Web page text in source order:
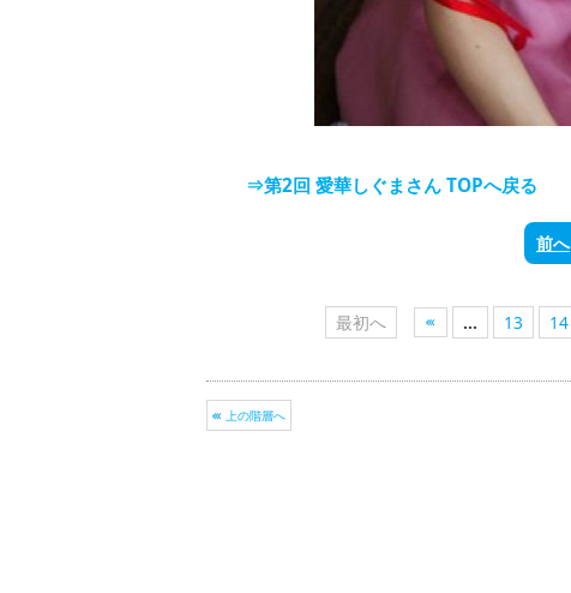
⇒第2回 愛華しぐまさん TOPへ戻る
前へ
最初へ ... 13 14
上の階層へ